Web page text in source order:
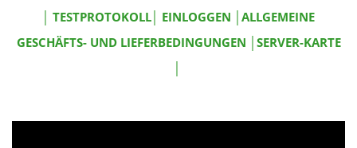
TESTPROTOKOLL EINLOGGEN
ALLGEMEINE
GESCHÄFTS- UND LIEFERBEDINGUNGEN
SERVER-KARTE